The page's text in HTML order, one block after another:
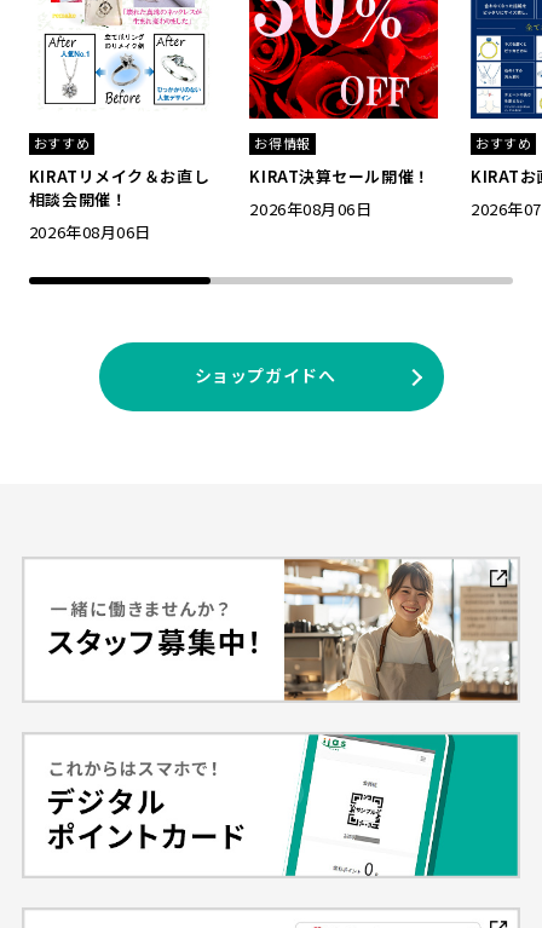
おすすめ
KIRATリメイク＆お直し
相談会開催！
2026年08月06日
お得情報
KIRAT決算セール開催！
2026年08月06日
おすすめ
KIRATお
2026年
ショップガイドへ